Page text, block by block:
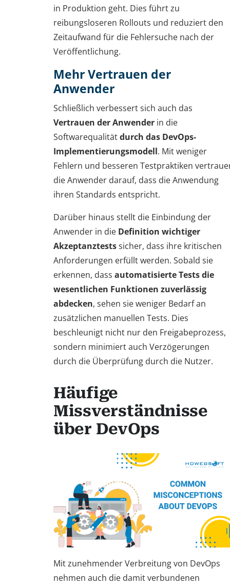
in Produktion geht. Dies führt zu
reibungsloseren Rollouts und reduziert den
Zeitaufwand für die Fehlersuche nach der
Veröffentlichung.
Mehr Vertrauen der
Anwender
Schließlich verbessert sich auch das
Vertrauen der Anwender in die
Softwarequalitätdurch das DevOps-
Implementierungsmodell. Mit weniger
Fehlern und besseren Testpraktiken
die Anwender darauf, dass die Anwendung
ihren Standards entspricht.
Darüber hinaus stellt die Einbindung der
Anwender in die Definition wichtiger
Akzeptanztestssicher, dass ihre kritischen
Anforderungen erfüllt werden. Sobald sie
erkennen, dass automatisierte Tests die
wesentlichen Funktionen zuverlässig
abdecken, sehen sie weniger Bedarf an
zusätzlichen manuellen Tests. Dies
beschleunigt nicht nur den Freigabeprozess,
sondern minimiert auch Verzögerungen
durch die Überprüfung durch die Nutzer.
Häufige
Missverständnisse
über DevOps
Mit zunehmender Verbreitung von DevOps
nehmen auch die damit verbundenen